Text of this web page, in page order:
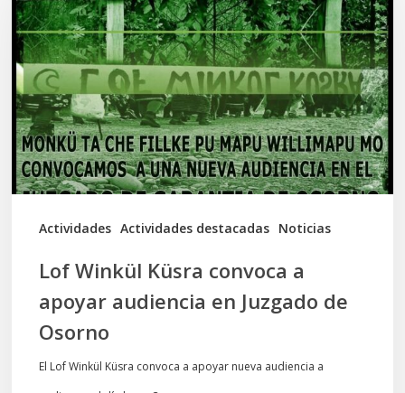
Actividades Actividades destacadas Noticias
Küsra
convoca
a
apoyar
audiencia
en
Juzgado
Lof Winkül Küsra convoca a
apoyar audiencia en Juzgado de
Osorno
El Lof Winkül Küsra convoca a apoyar nueva audiencia a